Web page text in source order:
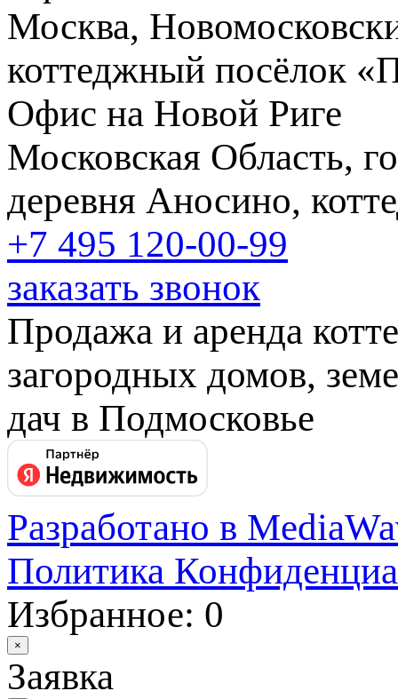
Москва,
коттеджный посёлок
Офис на Новой Риге
Московская Область,
деревня Аносино,
+7 495 120-00-99
заказать звонок
Продажа и аренда
загородных домов,
дач в Подмосковье
Разработано в
Политика
Избранное: 0
×
Заявка